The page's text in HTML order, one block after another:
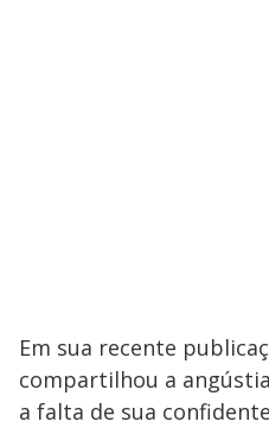
Em sua recente
compartilhou a
a falta de sua